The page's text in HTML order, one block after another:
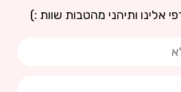
אלינו ותיהני מהטבות שוות :)